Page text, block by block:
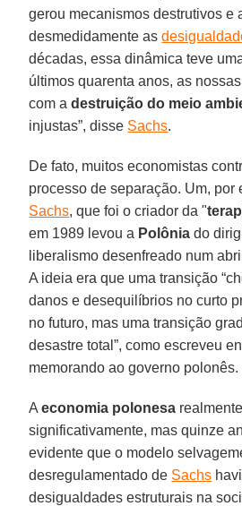
gerou mecanismos destrutivos e
desmedidamente as
décadas, essa dinâmica teve
últimos quarenta anos, as
com adestruição do meio
injustas”, disse Sachs.
De fato, muitos economistas
processo de separação. Um,
Sachs, que foi o criador da "
em 1989 levou a Polônia do
liberalismo desenfreado num
A ideia era que uma transição
danos e desequilíbrios no curto
no futuro, mas uma transição
desastre total”, como escreveu
memorando ao governo polonês.
Aeconomia polonesa
significativamente, mas quinze
evidente que o modelo
desregulamentado de Sachs
desigualdades estruturais na